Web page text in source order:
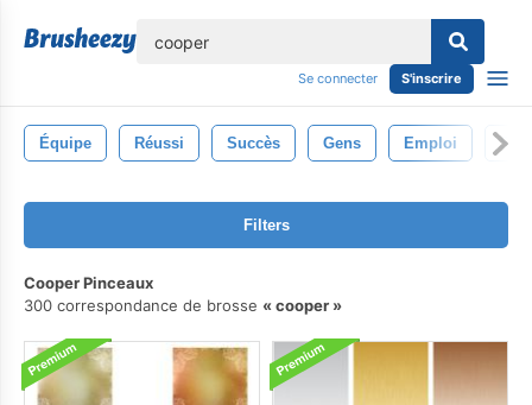
Se connecter S'inscrire
Équipe Réussi Succès Gens Emploi
Filters
Cooper Pinceaux
300 correspondance de brosse
cooper